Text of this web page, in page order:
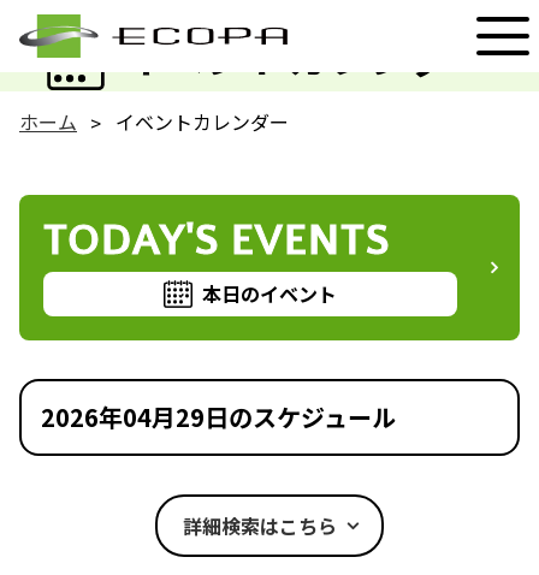
イベントカレンダー
EVENT
ホーム イベントカレンダー
TODAY'S EVENTS
本日のイベント
2026年04月29日のスケジュール
詳細検索はこちら